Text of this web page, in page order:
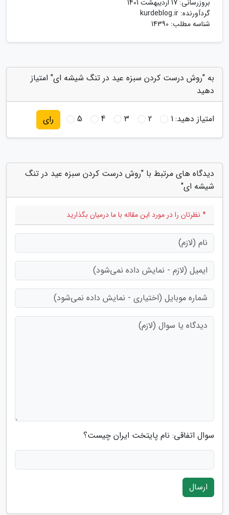
بروزرسانی: 17 اردیبهشت 1401
گردآورنده: kurdeblog.ir
شناسه مطلب: 14390
به "روش درست کردن سبزه عید در تنگ شیشه ای" امتیاز
دهید
امتیاز دهید:1
2
3
4
5 رای
دیدگاه های مرتبط با "روش درست کردن سبزه عید در تنگ
شیشه ای"
* نظرتان را در مورد این مقاله با ما درمیان بگذارید
سوال اتفاقی: نام پایتخت ایران چیست؟
ارسال